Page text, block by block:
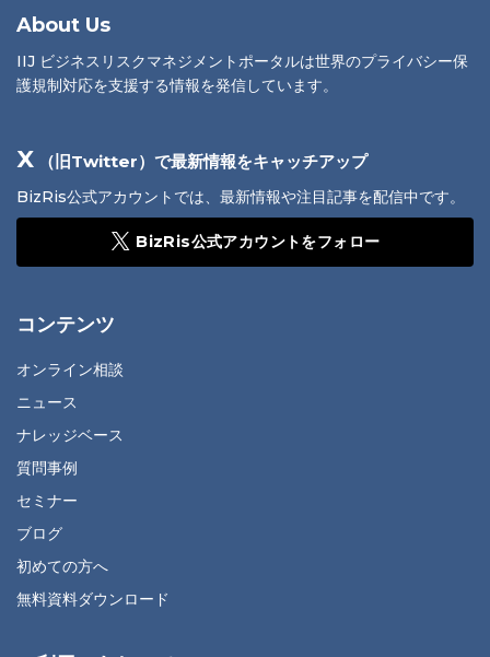
About Us
IIJ ビジネスリスクマネジメントポータルは世界のプライバシー保
護規制対応を支援する情報を発信しています。
X （旧Twitter）で最新情報をキャッチアップ
BizRis公式アカウントでは、最新情報や注目記事を配信中です。
BizRis公式アカウントをフォロー
コンテンツ
オンライン相談
ニュース
ナレッジベース
質問事例
セミナー
ブログ
初めての方へ
無料資料ダウンロード